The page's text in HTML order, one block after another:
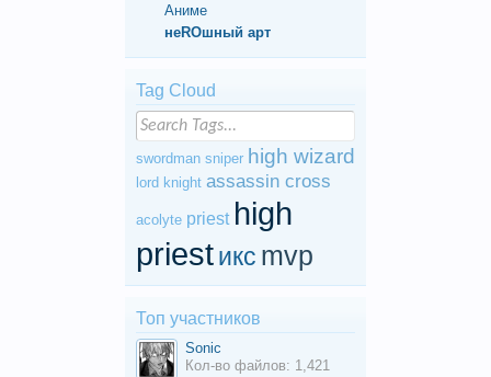
Аниме
неROшный арт
Tag Cloud
swordman sniper high wizard
lord knight assassin cross
acolyte priest high
priestикс mvp
Топ участников
Sonic
Кол-во файлов: 1,421